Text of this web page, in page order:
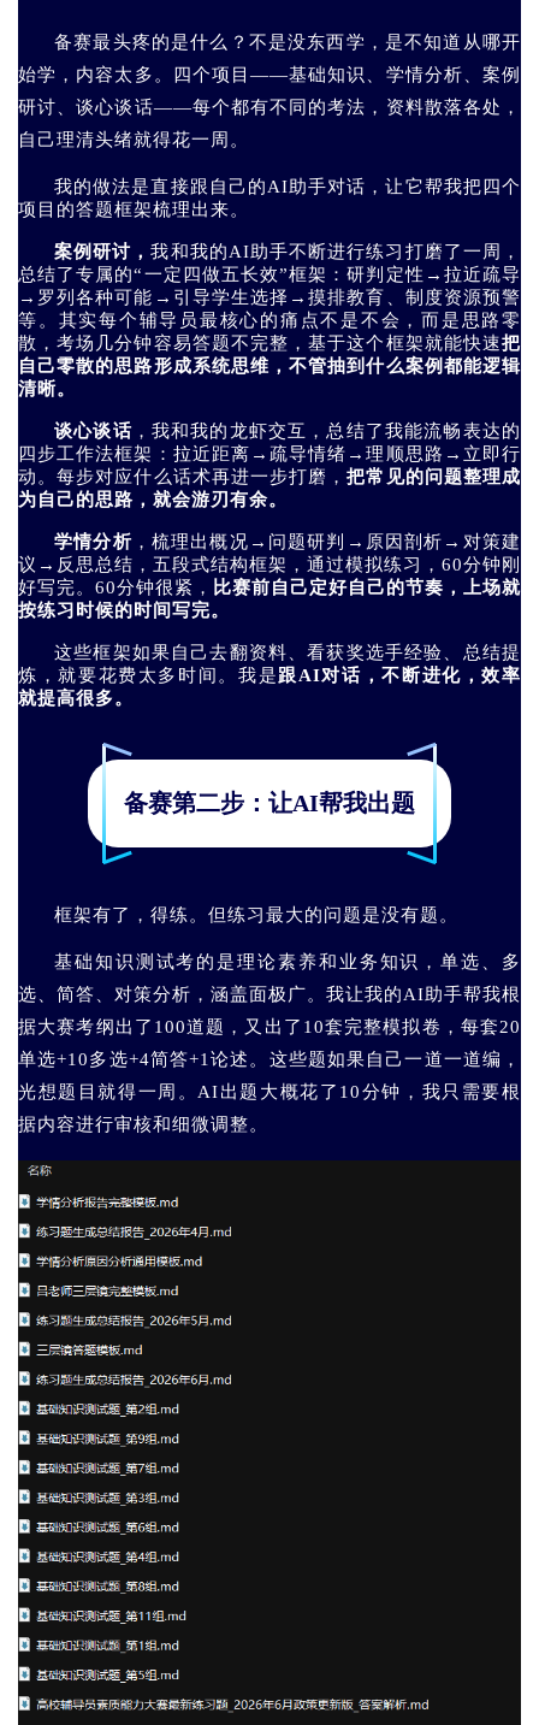
备赛最头疼的是什么？不是没东西学，是不知道从哪开
始学，内容太多。四个项目——基础知识、学情分析、案例
研讨、谈心谈话——每个都有不同的考法，资料散落各处，
自己理清头绪就得花一周。
我的做法是直接跟自己的AI助手对话，让它帮我把四个
项目的答题框架梳理出来。
案例研讨，我和我的AI助手不断进行练习打磨了一周，
总结了专属的“一定四做五长效”框架：研判定性→拉近疏导
→罗列各种可能→引导学生选择→摸排教育、制度资源预警
等。其实每个辅导员最核心的痛点不是不会，而是思路零
散，考场几分钟容易答题不完整，基于这个框架就能快速把
自己零散的思路形成系统思维，不管抽到什么案例都能逻辑
清晰。
谈心谈话，我和我的龙虾交互，总结了我能流畅表达的
四步工作法框架：拉近距离→疏导情绪→理顺思路→立即行
动。每步对应什么话术再进一步打磨，把常见的问题整理成
为自己的思路，就会游刃有余。
学情分析，梳理出概况→问题研判→原因剖析→对策建
议→反思总结，五段式结构框架，通过模拟练习，60分钟刚
好写完。60分钟很紧，
比赛前自己定好自己的节奏，上场就
按练习时候的时间写完。
这些框架如果自己去翻资料、看获奖选手经验、总结提
炼，就要花费太多时间。我是跟AI对话，不断进化，效率
就提高很多。
备赛第二步：让AI帮我出题
框架有了，得练。但练习最大的问题是没有题。
基础知识测试考的是理论素养和业务知识，单选、多
选、简答、对策分析，涵盖面极广。我让我的AI助手帮我根
据大赛考纲出了100道题，又出了10套完整模拟卷，每套20
单选+10多选+4简答+1论述。这些题如果自己一道一道编，
光想题目就得一周。AI出题大概花了10分钟，我只需要根
据内容进行审核和细微调整。